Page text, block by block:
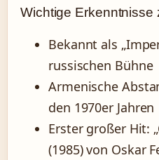
Wichtige Erkenntnisse
Bekannt als
russischen Bühne
Armenische
den 1970er Jahren
Erster großer Hit:
(1985) von Oskar